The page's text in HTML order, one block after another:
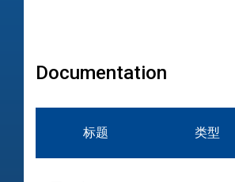
Documentation
标题 类型